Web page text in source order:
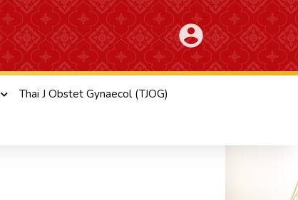
account_circle
Thai J Obstet Gynaecol (TJOG)
วเจนพงษ์ ประจำปี 2569